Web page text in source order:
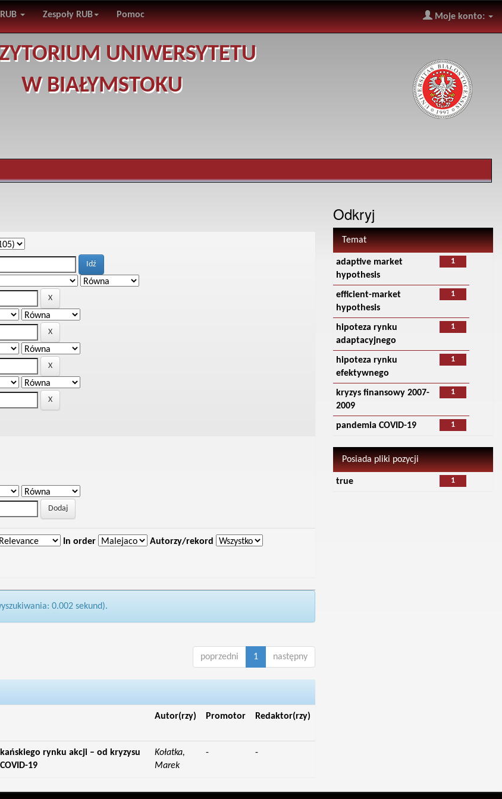
Zespoły RUB Pomoc Moje konto:
UNIWERSYTETU
W BIAŁYMSTOKU
In order Autorzy/rekord
0.002 sekund).
poprzedni 1 następny
Autor(rzy) Promotor Redaktor(rzy)
rynku akcji – od kryzysu
19
Kołatka,
Marek
- -
Odkryj
Temat
1
adaptive market
hypothesis
1
efficient-market
hypothesis
1
hipoteza rynku
adaptacyjnego
1
hipoteza rynku
efektywnego
1
kryzys finansowy 2007-
2009
1
pandemia COVID-19
Posiada pliki pozycji
1
true